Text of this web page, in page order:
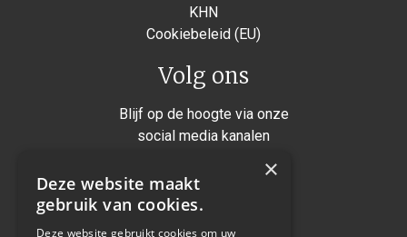
KHN
Cookiebeleid (EU)
Volg ons
Blijf op de hoogte via onze
social media kanalen
Instagram
Facebook
×
Deze website maakt
gebruik van cookies.
Deze website gebruikt cookies om uw